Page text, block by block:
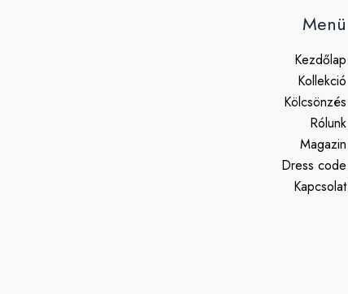
Menü
Kezdőlap
Kollekció
Kölcsönzés
Rólunk
Magazin
Dress code
Kapcsolat